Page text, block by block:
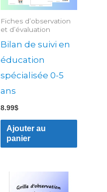
Fiches d’observation
et d’évaluation
Bilan de suivi en
éducation
spécialisée 0-5
ans
8.99$
Ajouter au
panier